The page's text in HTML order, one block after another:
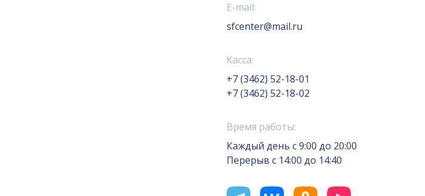
E-mail:
sfcenter@mail.ru
Касса:
+7 (3462) 52-18-01
+7 (3462) 52-18-02
Время работы:
Каждый день с 9:00 до 20:00
Перерыв с 14:00 до 14:40